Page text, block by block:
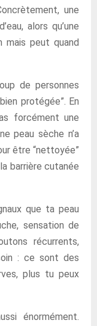
une
alors qu’une
mais peut quand
de personnes
protégée”. En
forcément une
peau sèche n’a
être “nettoyée”
barrière cutanée
que ta peau
sensation de
récurrents,
: ce sont des
plus tu peux
énormément.